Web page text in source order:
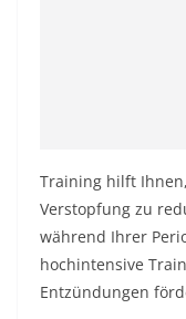
Training hilft
Verstopfung zu
während Ihrer
hochintensive
Entzündungen